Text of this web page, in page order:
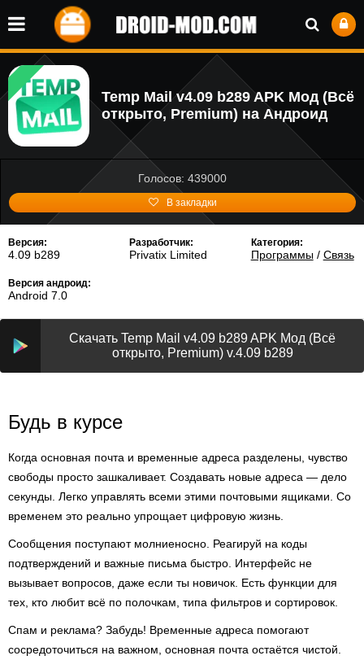
Temp Mail v4.09 b289 APK Мод (Всё
открыто, Premium) на Андроид
Голосов: 439000
В закладки
Версия:
4.09 b289
Разработчик:
Privatix Limited
Категория:
Программы/ Связь
Версия андроид:
Android 7.0
Скачать Temp Mail v4.09 b289 APK Мод (Всё
открыто, Premium) v.4.09 b289
Будь в курсе
Когда основная почта и временные адреса разделены, чувство
свободы просто зашкаливает. Создавать новые адреса — дело
секунды. Легко управлять всеми этими почтовыми ящиками. Со
временем это реально упрощает цифровую жизнь.
Сообщения поступают молниеносно. Реагируй на коды
подтверждений и важные письма быстро. Интерфейс не
вызывает вопросов, даже если ты новичок. Есть функции для
тех, кто любит всё по полочкам, типа фильтров и сортировок.
Спам и реклама? Забудь! Временные адреса помогают
сосредоточиться на важном, основная почта остаётся чистой.